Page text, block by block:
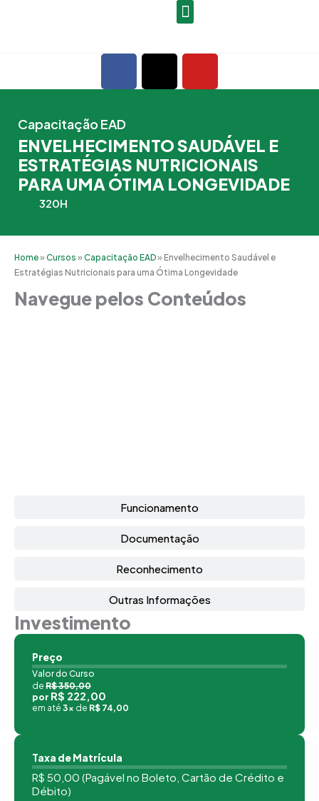
F
c
e
b
o
o
k
X
t
t
t
e
Y
u
b
e
Capacitação EAD
ENVELHECIMENTO SAUDÁVEL E
ESTRATÉGIAS NUTRICIONAIS
PARA UMA ÓTIMA LONGEVIDADE
320H
Home»Cursos »Capacitação EAD» Envelhecimento Saudável e
Estratégias Nutricionais para uma Ótima Longevidade
Navegue pelos Conteúdos
Funcionamento
Documentação
Reconhecimento
Outras Informações
Investimento
Preço
Valor do Curso
de R$ 350,00
por R$ 222,00
em até 3x de R$ 74,00
Taxa de Matrícula
R$ 50,00 (Pagável no Boleto, Cartão de Crédito e
Débito)